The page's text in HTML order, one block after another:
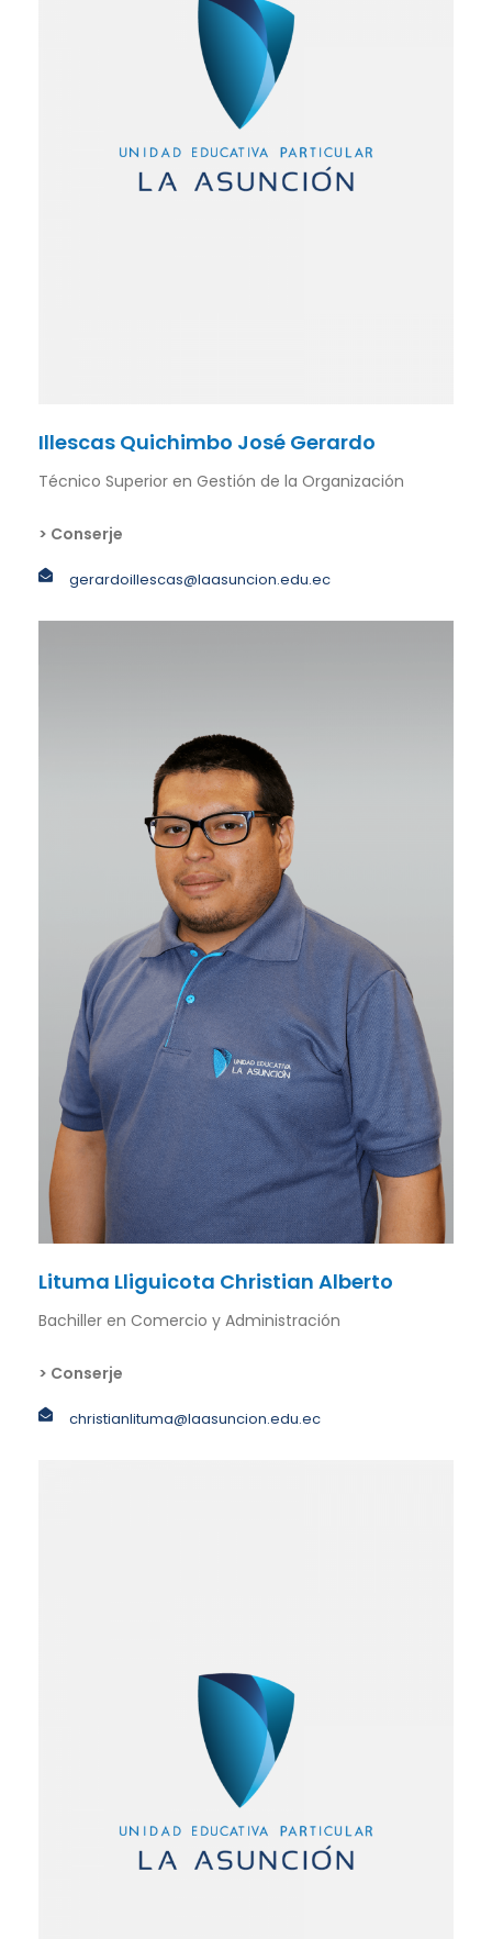
Illescas Quichimbo José Gerardo
Técnico Superior en Gestión de la Organización
> Conserje
gerardoillescas@laasuncion.edu.ec
Lituma Lliguicota Christian Alberto
Bachiller en Comercio y Administración
> Conserje
christianlituma@laasuncion.edu.ec